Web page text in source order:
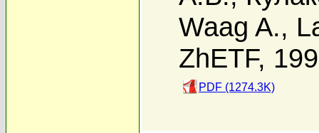
Waag A.,
ZhETF,
PDF (1274.3K)